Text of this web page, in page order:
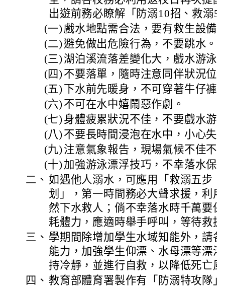
出遊前務必瞭解「防溺10招、救溺5
(一) 戲水地點需合法，要有救生設備
(二) 避免做出危險行為，不要跳水。
(三) 湖泊溪流落差變化大，戲水游泳
(四) 不要落單，隨時注意同伴狀況位
(五) 下水前先暖身，不可穿著牛仔褲
(六) 不可在水中嬉鬧惡作劇。
(七) 身體疲累狀況不佳，不要戲水游
(八) 不要長時間浸泡在水中，小心失
(九) 注意氣象報告，現場氣候不佳不
(十) 加強游泳漂浮技巧，不幸落水保
二、 如遇他人溺水，可應用「救溺五步
划」，第一時間務必大聲求援，利
然下水救人；倘不幸落水時千萬要
耗體力，應適時舉手呼叫，等待救
三、 學期間除增加學生水域知能外，請
能力，加強學生仰漂、水母漂等漂
持冷靜，並進行自救，以降低死亡
四、 教育部體育署製作有「防溺特攻隊